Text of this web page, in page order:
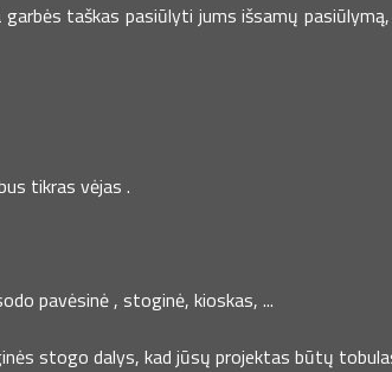
taškas pasiūlyti jums išsamų
tikras vėjas .
pavėsinė , stoginė, kioskas, ...
stogo dalys, kad jūsų projektas būtų